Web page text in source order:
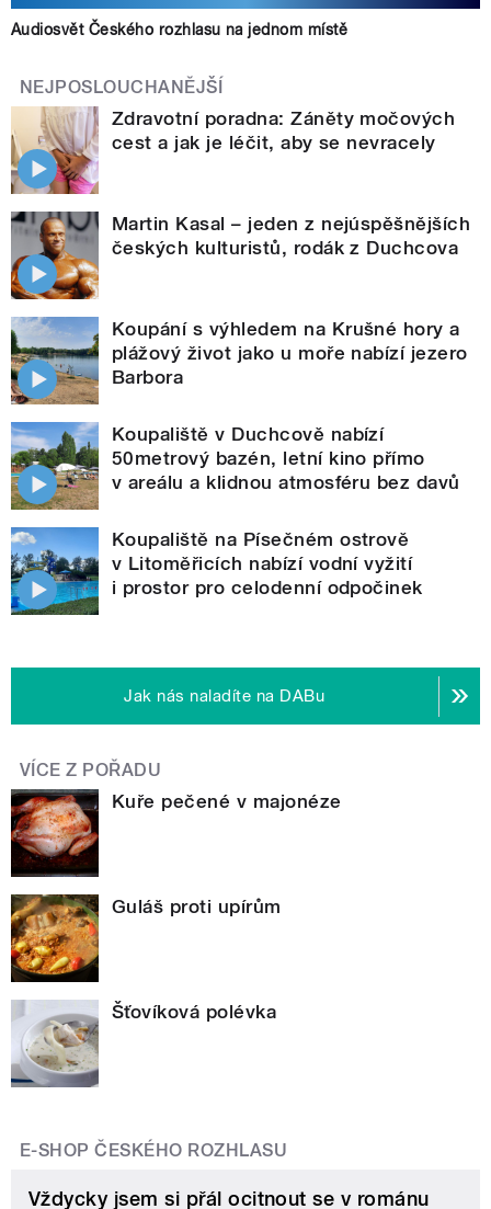
Audiosvět Českého rozhlasu na jednom místě
NEJPOSLOUCHANĚJŠÍ
Zdravotní poradna: Záněty močových
cest a jak je léčit, aby se nevracely
Martin Kasal – jeden z nejúspěšnějších
českých kulturistů, rodák z Duchcova
Koupání s výhledem na Krušné hory a
plážový život jako u moře nabízí jezero
Barbora
Koupaliště v Duchcově nabízí
50metrový bazén, letní kino přímo
v areálu a klidnou atmosféru bez davů
Koupaliště na Písečném ostrově
v Litoměřicích nabízí vodní vyžití
i prostor pro celodenní odpočinek
Jak nás naladíte na DABu
VÍCE Z POŘADU
Kuře pečené v majonéze
Guláš proti upírům
Šťovíková polévka
E-SHOP ČESKÉHO ROZHLASU
Vždycky jsem si přál ocitnout se v románu